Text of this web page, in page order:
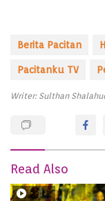
Berita Pacitan
Pacitanku TV
Writer: Sulthan
Read Also
22:12